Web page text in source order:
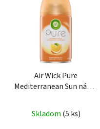
Air Wick Pure
Mediterranean Sun náplň
Skladom (5 ks)